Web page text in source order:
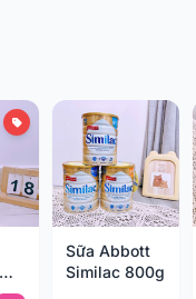
Sữa Abbott
Similac 800g